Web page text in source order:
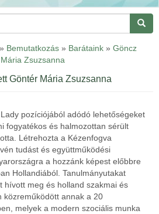
» Bemutatkozás » Barátaink » Göncz
Zsuzsanna
Göntér Mária Zsuzsanna
pozíciójából adódó lehetőségeket
fogyatékos és halmozottan sérült
Létrehozta a Kézenfogva
tudást és együttműködési
a hozzánk képest előbbre
Hollandiából. Tanulmányutakat
hívott meg és holland szakmai és
közreműködött annak a 20
melyek a modern szociális munka